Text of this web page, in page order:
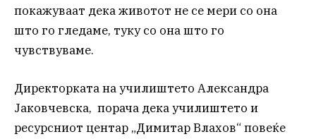
покажуваат дека животот не се мери со она
што го гледаме, туку со она што го
чувствуваме.
Директорката на училиштето Александра
Јаковчевска, порача дека училиштето и
ресурсниот центар „Димитар Влахов“ повеќе